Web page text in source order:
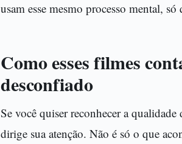
usam esse mesmo processo mental,
Como esses filmes
desconfiado
Se você quiser reconhecer a
dirige sua atenção. Não é só o que